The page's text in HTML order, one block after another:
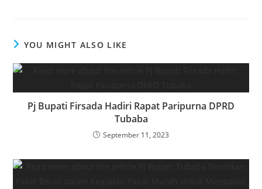
YOU MIGHT ALSO LIKE
Pj Bupati Firsada Hadiri Rapat Paripurna DPRD
Tubaba
September 11, 2023